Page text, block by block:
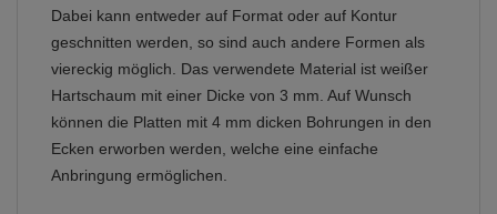
Dabei kann entweder auf Format oder auf Kontur
geschnitten werden, so sind auch andere Formen als
viereckig möglich. Das verwendete Material ist weißer
Hartschaum mit einer Dicke von 3 mm. Auf Wunsch
können die Platten mit 4 mm dicken Bohrungen in den
Ecken erworben werden, welche eine einfache
Anbringung ermöglichen.